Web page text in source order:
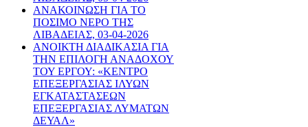
ΑΝΑΚΟΙΝΩΣΗ ΓΙΑ ΤΟ
ΠΟΣΙΜΟ ΝΕΡΟ ΤΗΣ
ΛΙΒΑΔΕΙΑΣ, 03-04-2026
AΝΟΙΚΤΗ ΔΙΑΔΙΚΑΣΙΑ ΓΙΑ
ΤΗΝ ΕΠΙΛΟΓΗ ΑΝΑΔΟΧΟΥ
ΤΟΥ ΕΡΓΟΥ: «ΚΕΝΤΡΟ
ΕΠΕΞΕΡΓΑΣΙΑΣ ΙΛΥΩΝ
ΕΓΚΑΤΑΣΤΑΣΕΩΝ
ΕΠΕΞΕΡΓΑΣΙΑΣ ΛΥΜΑΤΩΝ
ΔΕΥΑΛ»